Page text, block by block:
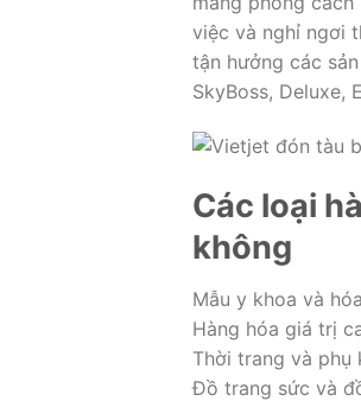
việc và nghỉ ngơi
tận hưởng các
SkyBoss, Deluxe,
Các loại
không
Mẫu y khoa và
Hàng hóa giá trị
Thời trang và phụ
Đồ trang sức và